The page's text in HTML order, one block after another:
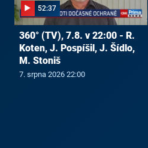
52:37
360° (TV), 7.8. v 22:00 - R.
Koten, J. Pospíšil, J. Šídlo,
M. Stoniš
7. srpna 2026 22:00